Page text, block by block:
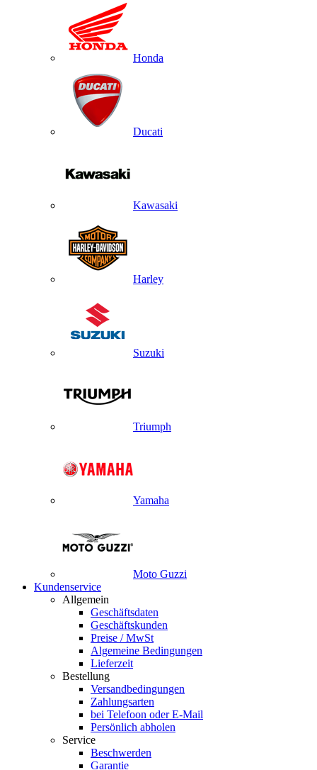
Honda
Ducati
Kawasaki
Harley
Suzuki
Triumph
Yamaha
Moto Guzzi
Kundenservice
Allgemein
Geschäftsdaten
Geschäftskunden
Preise / MwSt
Algemeine Bedingungen
Lieferzeit
Bestellung
Versandbedingungen
Zahlungsarten
bei Telefoon oder E-Mail
Persönlich abholen
Service
Beschwerden
Garantie